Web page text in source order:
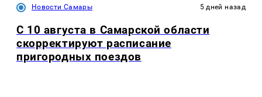
Новости Самары 5 дней назад
С 10 августа в Самарской области
скорректируют расписание
пригородных поездов